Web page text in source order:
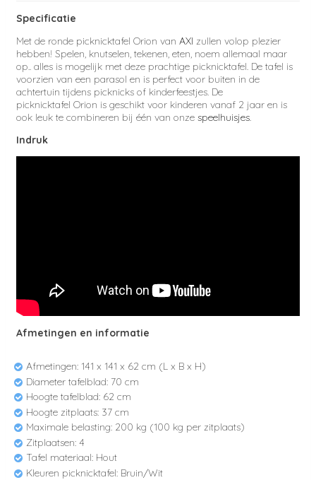
Specificatie
Met de ronde picknicktafel Orion van AXI zullen volop plezier
hebben! Spelen, knutselen, tekenen, eten, noem allemaal maar
op.. alles is mogelijk met deze prachtige picknicktafel. De tafel is
voorzien van een parasol en is perfect voor buiten in de
achtertuin tijdens picknicks of kinderfeestjes. De
picknicktafel Orion is geschikt voor kinderen vanaf 2 jaar en is
ook leuk te combineren bij één van onze speelhuisjes.
Indruk
Afmetingen en informatie
Afmetingen: 141 x 141 x 62 cm (L x B x H)
Diameter tafelblad: 70 cm
Hoogte tafelblad: 62 cm
Hoogte zitplaats: 37 cm
Maximale belasting: 200 kg (100 kg per zitplaats)
Zitplaatsen: 4
Tafel materiaal: Hout
Kleuren picknicktafel: Bruin/Wit